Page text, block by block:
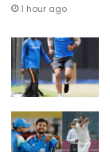
1 hour ago